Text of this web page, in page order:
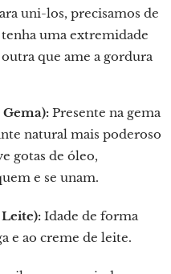
uni-los, precisamos de
uma extremidade
que ame a gordura
Presente na gema
natural mais poderoso
gotas de óleo,
e se unam.
Idade de forma
e ao creme de leite.